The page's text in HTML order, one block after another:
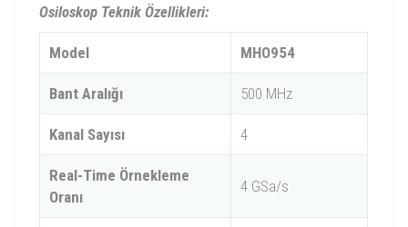
Osiloskop Teknik Özellikleri:
Model MHO954
Bant Aralığı 500 MHz
Kanal Sayısı 4
Real-Time Örnekleme
Oranı
4 GSa/s